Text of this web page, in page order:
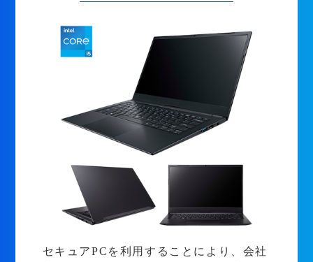
セキュアPCを利用することにより、会社